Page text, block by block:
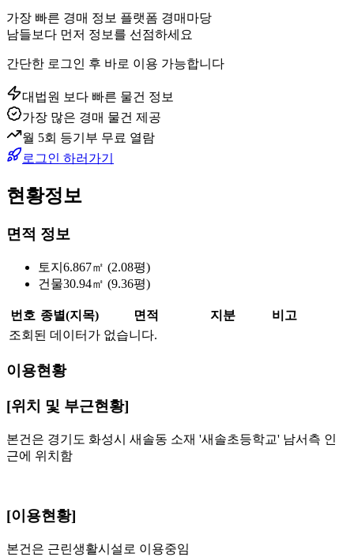
가장 빠른 경매 정보 플랫폼 경매마당
남들보다 먼저 정보를 선점하세요
간단한 로그인 후 바로 이용 가능합니다
대법원 보다 빠른 물건 정보
가장 많은 경매 물건 제공
월 5회 등기부 무료 열람
로그인 하러가기
현황정보
면적 정보
토지 6.867㎡ (2.08평)
건물30.94㎡ (9.36평)
번호 종별(지목) 면적 지분
비고
조회된 데이터가 없습니다.
이용현황
[위치 및 부근현황]
본건은 경기도 화성시 새솔동 소재 '새솔초등학교' 남서측 인
근에 위치함
[이용현황]
본건은 근린생활시설로 이용중임